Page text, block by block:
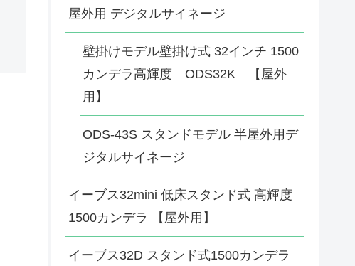
屋外用 デジタルサイネージ
壁掛けモデル壁掛け式 32インチ 1500
カンデラ高輝度 ODS32K 【屋外
用】
ODS-43S スタンドモデル 半屋外用デ
ジタルサイネージ
イーブス32mini 低床スタンド式 高輝度
1500カンデラ 【屋外用】
イーブス32D スタンド式1500カンデラ